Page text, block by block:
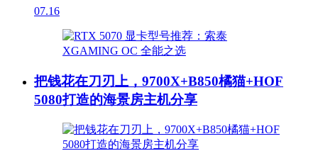
07.16
把钱花在刀刃上，9700X+B850橘猫+HOF
5080打造的海景房主机分享